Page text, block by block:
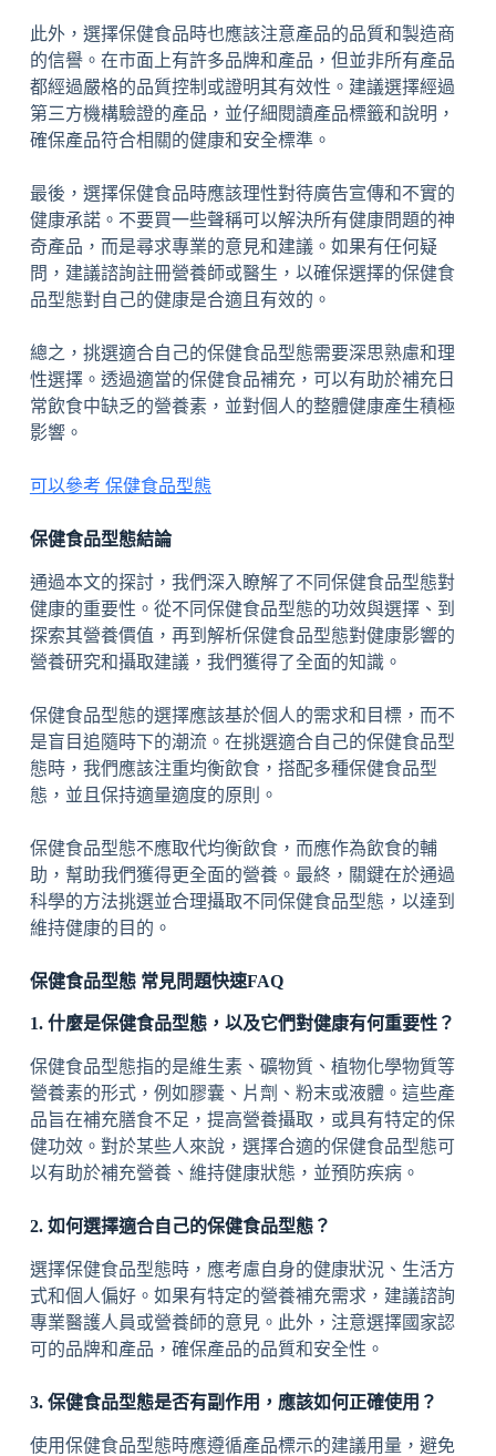
此外，選擇保健食品時也應該注意產品的品質和製造商
的信譽。在市面上有許多品牌和產品，但並非所有產品
都經過嚴格的品質控制或證明其有效性。建議選擇經過
第三方機構驗證的產品，並仔細閱讀產品標籤和說明，
確保產品符合相關的健康和安全標準。
最後，選擇保健食品時應該理性對待廣告宣傳和不實的
健康承諾。不要買一些聲稱可以解決所有健康問題的神
奇產品，而是尋求專業的意見和建議。如果有任何疑
問，建議諮詢註冊營養師或醫生，以確保選擇的保健食
品型態對自己的健康是合適且有效的。
總之，挑選適合自己的保健食品型態需要深思熟慮和理
性選擇。透過適當的保健食品補充，可以有助於補充日
常飲食中缺乏的營養素，並對個人的整體健康產生積極
影響。
可以參考 保健食品型態
保健食品型態結論
通過本文的探討，我們深入瞭解了不同保健食品型態對
健康的重要性。從不同保健食品型態的功效與選擇、到
探索其營養價值，再到解析保健食品型態對健康影響的
營養研究和攝取建議，我們獲得了全面的知識。
保健食品型態的選擇應該基於個人的需求和目標，而不
是盲目追隨時下的潮流。在挑選適合自己的保健食品型
態時，我們應該注重均衡飲食，搭配多種保健食品型
態，並且保持適量適度的原則。
保健食品型態不應取代均衡飲食，而應作為飲食的輔
助，幫助我們獲得更全面的營養。最終，關鍵在於通過
科學的方法挑選並合理攝取不同保健食品型態，以達到
維持健康的目的。
保健食品型態 常見問題快速FAQ
1. 什麼是保健食品型態，以及它們對健康有何重要性？
保健食品型態指的是維生素、礦物質、植物化學物質等
營養素的形式，例如膠囊、片劑、粉末或液體。這些產
品旨在補充膳食不足，提高營養攝取，或具有特定的保
健功效。對於某些人來說，選擇合適的保健食品型態可
以有助於補充營養、維持健康狀態，並預防疾病。
2. 如何選擇適合自己的保健食品型態？
選擇保健食品型態時，應考慮自身的健康狀況、生活方
式和個人偏好。如果有特定的營養補充需求，建議諮詢
專業醫護人員或營養師的意見。此外，注意選擇國家認
可的品牌和產品，確保產品的品質和安全性。
3. 保健食品型態是否有副作用，應該如何正確使用？
使用保健食品型態時應遵循產品標示的建議用量，避免